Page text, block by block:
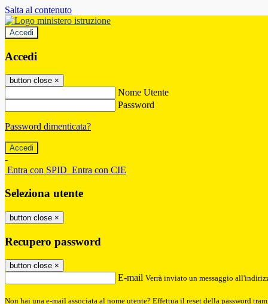
Salta al contenuto
Accedi
Accedi
button close ×
Nome Utente
Password
Password dimenticata?
-
Entra con SPID Entra con CIE
Seleziona utente
button close ×
Recupero password
button close ×
E-mail Verrà inviato un messaggio
Non hai una e-mail associata al nome utente? Effettua il reset della password